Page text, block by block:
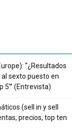
“¿Resultados
sexto puesto en
5’” (Entrevista)
(sell in y sell
precios, top ten